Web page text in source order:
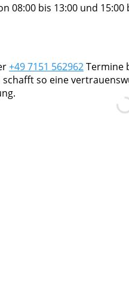
08:00 bis 13:00 und 15:00
+49 7151 562962Termine
so eine